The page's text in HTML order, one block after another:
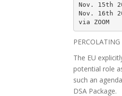
Nov. 15th
Nov. 16th
via ZOOM
The EU
potential role
such an
DSA Package.